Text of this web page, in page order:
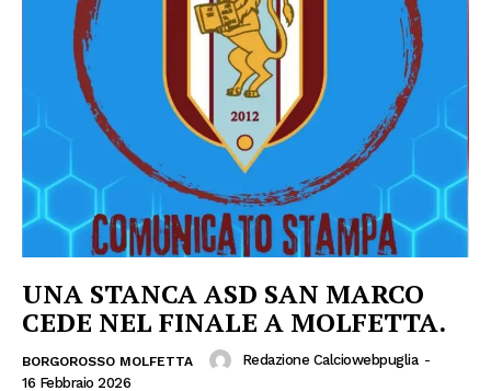
UNA STANCA ASD SAN MARCO
CEDE NEL FINALE A MOLFETTA.
BORGOROSSO MOLFETTA Redazione Calciowebpuglia -
16 Febbraio 2026